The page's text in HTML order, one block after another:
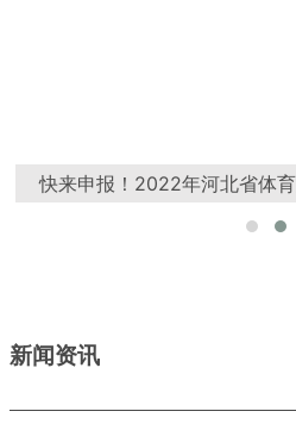
快来申报！2022年河北省体
新闻资讯